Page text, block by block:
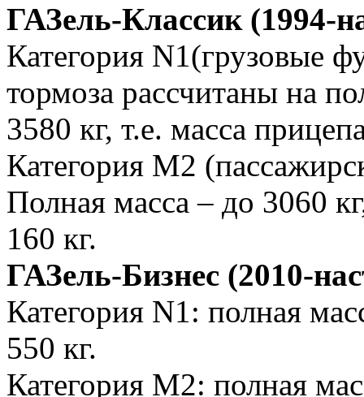
ГАЗель-Классик (1994-
Категория N1(грузовые
тормоза рассчитаны на
3580 кг, т.е. масса
Категория M2
Полная масса – до 3060
160 кг.
ГАЗель-Бизнес (2010-
Категория N1: полная
550 кг.
Категория М2: полная